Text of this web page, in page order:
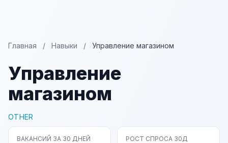
Главная / Навыки / Управление магазином
Управление
магазином
OTHER
ВАКАНСИЙ ЗА 30 ДНЕЙ РОСТ СПРОСА 30Д